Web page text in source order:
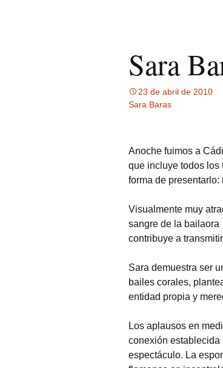
Sara
23 de abril de 2010
Sara Baras
Anoche fuimos a
que incluye todos
forma de
Visualmente muy
sangre de la
contribuye a
Sara demuestra ser
bailes corales,
entidad propia y
Los aplausos en
conexión establecida
espectáculo. La